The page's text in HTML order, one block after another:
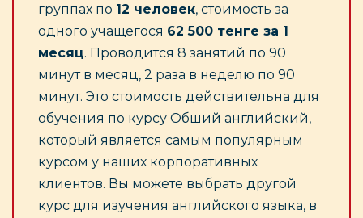
группах по 12 человек, стоимость за
одного учащегося 62 500 тенге за 1
месяц. Проводится 8 занятий по 90
минут в месяц, 2 раза в неделю по 90
минут. Это стоимость действительна для
обучения по курсу Обший английский,
который является самым популярным
курсом у наших корпоративных
клиентов. Вы можете выбрать другой
курс для изучения английского языка, в